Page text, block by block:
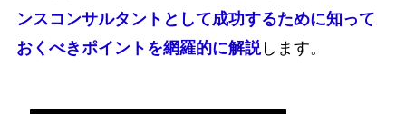
ンスコンサルタントとして成功するために知って
おくべきポイントを網羅的に解説します。